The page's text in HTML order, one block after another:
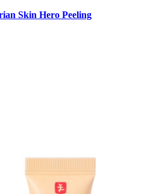
Skin Hero Peeling